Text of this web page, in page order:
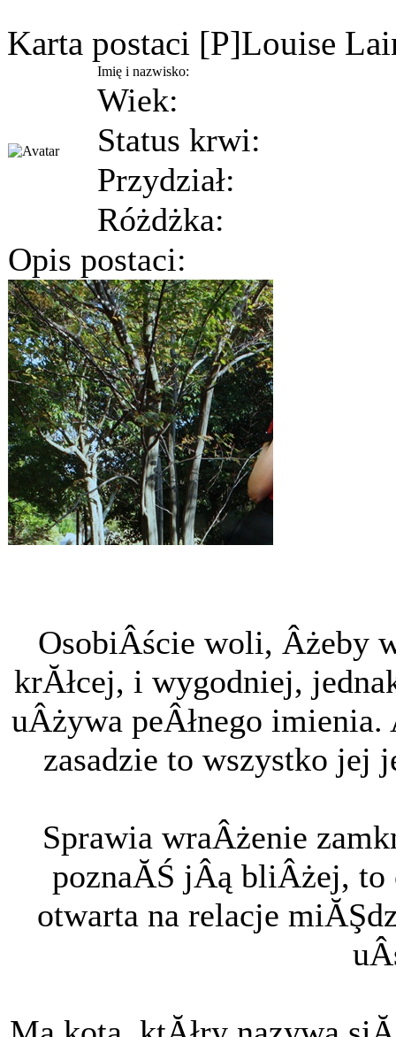
Karta postaci [P]Louise
Imię i nazwisko:
Wiek:
Status krwi:
Przydział:
Różdżka:
Opis postaci:
OsobiÂście woli, Âżeby
krĂłcej, i wygodniej,
uÂżywa peÂłnego
zasadzie to wszystko jej
Sprawia wraÂżenie
poznaĂŚ jÂą bliÂżej, to
otwarta na relacje